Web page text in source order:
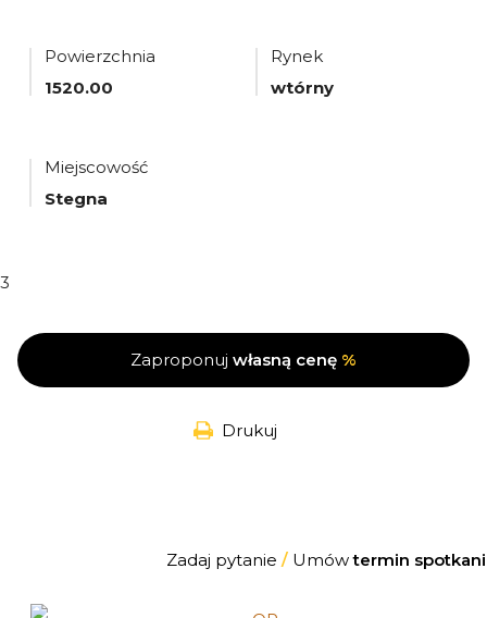
Powierzchnia
1520.00
Rynek
wtórny
Miejscowość
Stegna
3
Zaproponuj własną cenę %
Drukuj
Zadaj pytanie /Umówtermin